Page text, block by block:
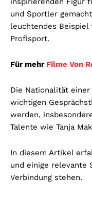
und Sportler
leuchtendes Beispiel
Profisport.
Für mehr Filme Von
Die Nationalität
wichtigen
werden,
Talente wie Tanja
In diesem Artikel
und einige relevante
Verbindung stehen.